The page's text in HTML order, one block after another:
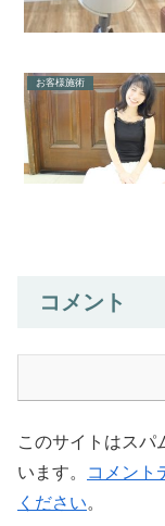
お客様施術
コメント
このサイトはスパ
います。
コメント
ください。